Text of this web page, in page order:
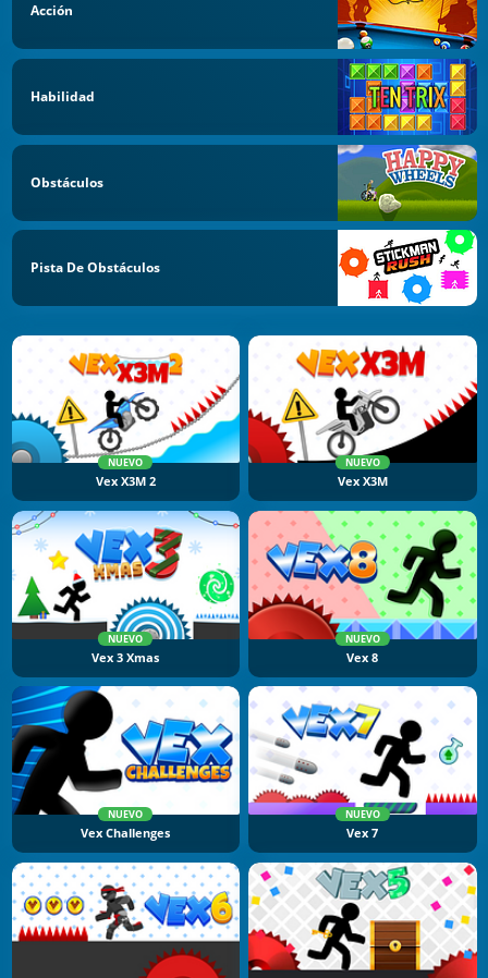
Acción
Habilidad
Obstáculos
Pista De Obstáculos
NUEVO
Vex X3M 2
NUEVO
Vex X3M
NUEVO
Vex 3 Xmas
NUEVO
Vex 8
NUEVO
Vex Challenges
NUEVO
Vex 7